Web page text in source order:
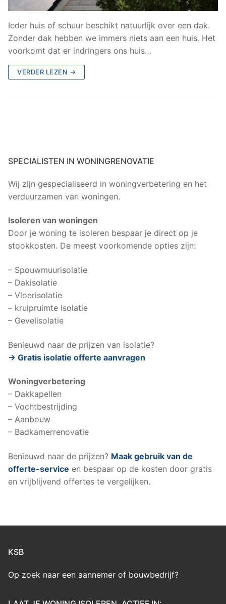
Ieder huis of schuur beschikt natuurlijk over een dak.
Zonder dak hebben we immers niets aan een huis. Het
voorkomt dat er indringers ons huis…
VERDER LEZEN →
SPECIALISTEN IN WONINGRENOVATIE
Wij zijn gespecialiseerd in woningverbetering en het
verduurzamen van woningen.
Isoleren van woningen
Door je woning te isoleren bespaar je direct op je
stookkosten. De meest voorkomende opties zijn:
– Spouwmuurisolatie
– Dakisolatie
– Vloerisolatie
– kruipruimte isolatie
– Gevelisolatie
Benieuwd naar de prijzen van isolatie?
-> Gratis isolatie offerte aanvragen
Woningverbetering
– Dakkapellen
– Vochtbestrijding
– Aanbouw
– Badkamerrenovatie
Benieuwd naar de prijzen? Maak gebruik van de
offerte-service en bespaar op de kosten door gratis
en vrijblijvend offertes te vergelijken.
KSB
Op zoek naar een aannemer of bouwbedrijf?